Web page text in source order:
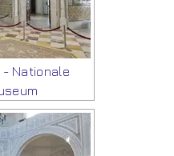
- Nationale